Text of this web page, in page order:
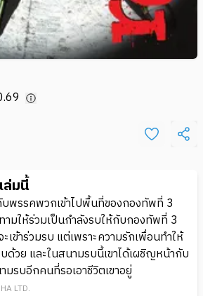
ล่มนี้
พรรคพวกเข้าไปพื้นที่ของกองทัพที่ 3
มให้ร่วมเป็นกำลังรบให้กับกองทัพที่ 3
ข้าร่วมรบ แต่เพราะความรักเพื่อนทำให้
ด้วย และในสนามรบนี้เขาได้เผชิญหน้ากับ
รบอีกคนที่รอเอาชีวิตเขาอยู่
LTD.